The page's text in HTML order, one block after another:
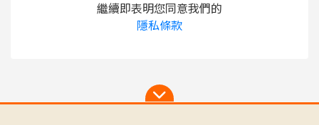
繼續即表明您同意我們的
隱私條款